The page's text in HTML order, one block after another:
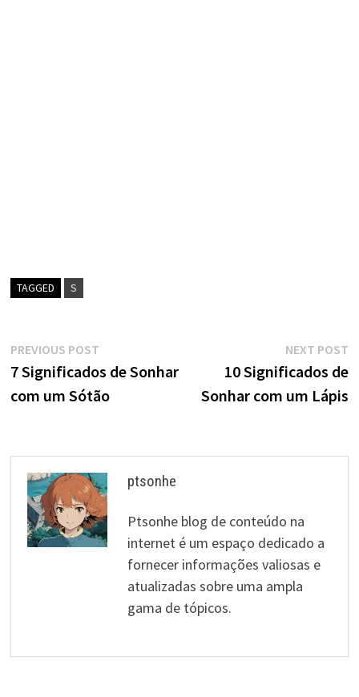
TAGGED S
Navegação
de
PREVIOUS POSTPrevious
post:
7 Significados de Sonhar
com um Sótão
NEXT POST
10 Significados de
Sonhar com um Lápis
ptsonhe
Ptsonhe blog de conteúdo na
internet é um espaço dedicado a
fornecer informações valiosas e
atualizadas sobre uma ampla
gama de tópicos.